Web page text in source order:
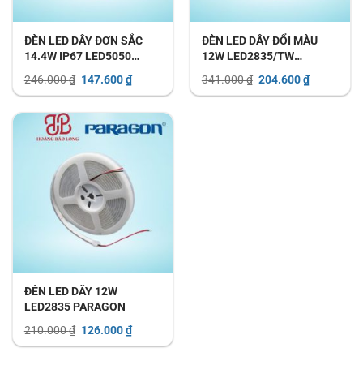
ĐÈN LED DÂY ĐƠN SẮC
14.4W IP67 LED5050
246.000₫ Giá
là:
246.000 ₫.
147.600₫Giá
hiện
tại
là:
147.600 ₫.
ĐÈN LED DÂY ĐỔI MÀU
12W LED2835/TW
341.000₫ Giá
là:
204.600₫Giá
hiện
tại
ĐÈN LED DÂY 12W
LED2835 PARAGON
210.000₫ Giá
là:
126.000₫Giá
hiện
tại